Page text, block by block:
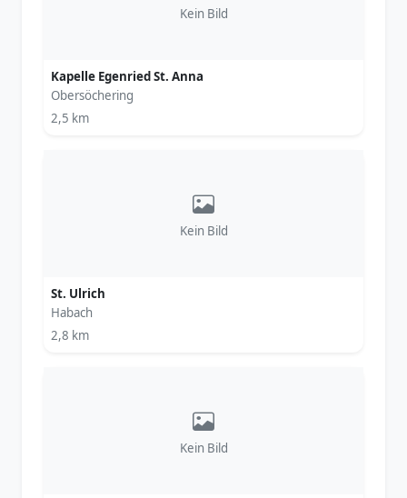
Kein Bild
Kapelle Egenried St. Anna
Obersöchering
2,5 km
Kein Bild
St. Ulrich
Habach
2,8 km
Kein Bild